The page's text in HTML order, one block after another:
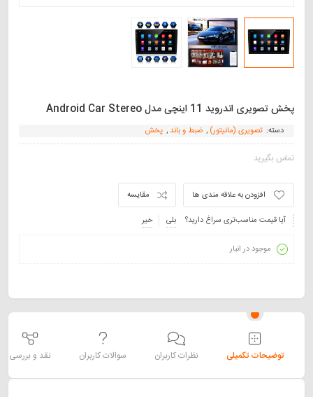
پخش تصویری اندروید 11 اینچی مدل Android Car Stereo
دسته: تصویری (مانیتور) , ضبط و باند , پخش
تماس بگیرید
مقایسه
افزودن به علاقه مندی ها
آیا قیمت مناسب‌تری سراغ دارید؟
بلی خیر
موجود در انبار
توضیحات تکمیلی نظرات کاربران سوالات کاربران نقد و بررسی